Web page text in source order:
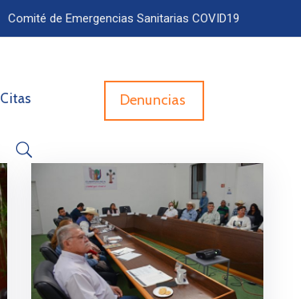
Comité de Emergencias Sanitarias COVID19
Citas Denuncias